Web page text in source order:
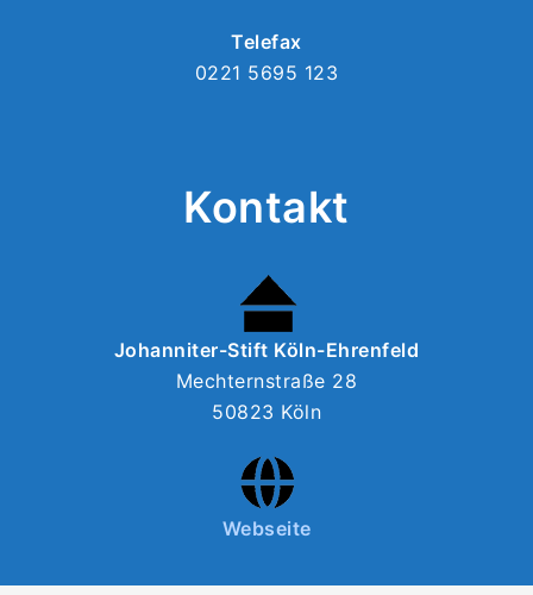
Telefax
0221 5695 123
Kontakt
Johanniter-Stift Köln-Ehrenfeld
Mechternstraße 28
50823 Köln
Webseite